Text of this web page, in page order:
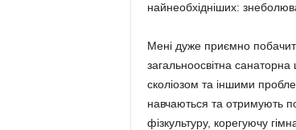
найнеобхідніших:
Мені дуже приємно
загальноосвітна санатор­на
сколіозом та іншими
навчаються та отри­мують
фізкультуру, корегуючу